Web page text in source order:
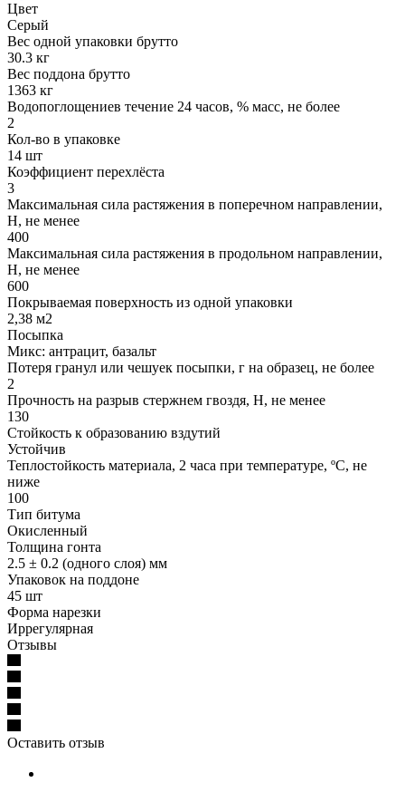
Цвет
Серый
Вес одной упаковки брутто
30.3 кг
Вес поддона брутто
1363 кг
Водопоглощениев течение 24 часов, % масс, не более
2
Кол-во в упаковке
14 шт
Коэффициент перехлёста
3
Максимальная сила растяжения в поперечном направлении,
Н, не менее
400
Максимальная сила растяжения в продольном направлении,
Н, не менее
600
Покрываемая поверхность из одной упаковки
2,38 м2
Посыпка
Микс: антрацит, базальт
Потеря гранул или чешуек посыпки, г на образец, не более
2
Прочность на разрыв стержнем гвоздя, Н, не менее
130
Стойкость к образованию вздутий
Устойчив
Теплостойкость материала, 2 часа при температуре, ºС, не
ниже
100
Тип битума
Окисленный
Толщина гонта
2.5 ± 0.2 (одного слоя) мм
Упаковок на поддоне
45 шт
Форма нарезки
Иррегулярная
Отзывы
Оставить отзыв